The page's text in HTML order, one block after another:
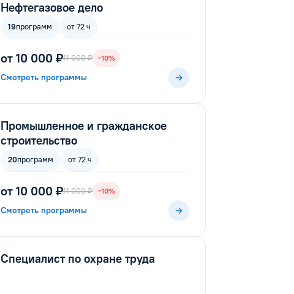
Нефтегазовое дело
19программ от 72 ч
от 10 000 ₽11 000 ₽ −10%
Смотреть программы
Промышленное и гражданское
строительство
20программ от 72 ч
от 10 000 ₽11 000 ₽ −10%
Смотреть программы
Специалист по охране труда